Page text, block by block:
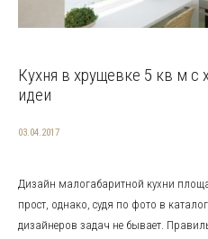
Кухня в хрущевке 5 кв м
идеи
03.04.2017
Дизайн малогабаритной кухни
прост, однако, судя по фото в
дизайнеров задач не бывает.